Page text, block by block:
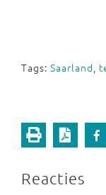
Tags: Saarland,
Reacties